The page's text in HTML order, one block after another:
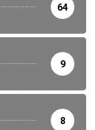
64
9
8